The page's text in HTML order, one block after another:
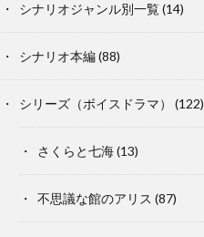
シナリオジャンル別一覧(14)
シナリオ本編(88)
シリーズ（ボイスドラマ） (122)
さくらと七海(13)
不思議な館のアリス (87)